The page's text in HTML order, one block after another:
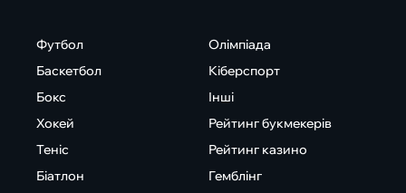
Футбол
Баскетбол
Бокс
Хокей
Теніс
Біатлон
Олімпіада
Кіберспорт
Інші
Рейтинг букмекерів
Рейтинг казино
Гемблінг